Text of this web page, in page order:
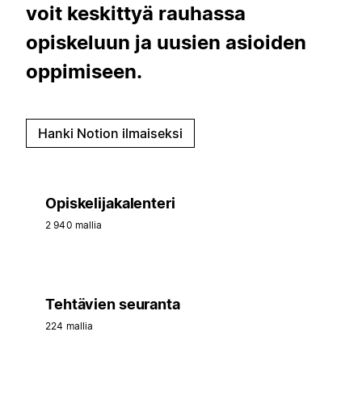
voit keskittyä rauhassa
opiskeluun ja uusien asioiden
oppimiseen.
Hanki Notion ilmaiseksi
Opiskelijakalenteri
2 940 mallia
Tehtävien seuranta
224 mallia